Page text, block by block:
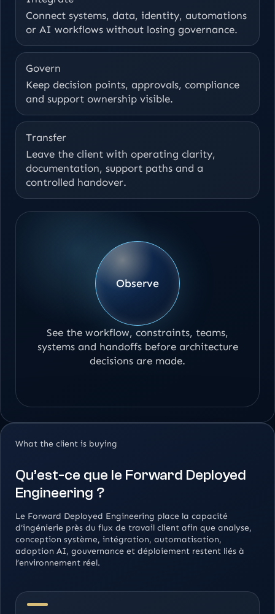
Connect systems, data, identity, automations
or AI workflows without losing governance.
Govern
Keep decision points, approvals, compliance
and support ownership visible.
Transfer
Leave the client with operating clarity,
documentation, support paths and a
controlled handover.
Observe
See the workflow, constraints, teams,
systems and handoffs before architecture
decisions are made.
What the client is buying
Qu’est-ce que le Forward Deployed
Engineering ?
Le Forward Deployed Engineering place la capacité
d’ingénierie près du flux de travail client afin que analyse,
conception système, intégration, automatisation,
adoption AI, gouvernance et déploiement restent liés à
l’environnement réel.